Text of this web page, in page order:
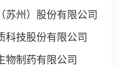
苏州）股份有限公司
科技股份有限公司
物制药有限公司